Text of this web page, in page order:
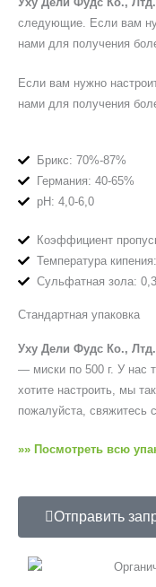
следующие. Если вам
нами для получения
Если вам нужно
нами для получения
Брикс: 70%-87%
Германия: 40-65%
рН: 4,0-6,0
Коэффициент
Температура
Сульфатная зола:
Стандартная упаковка
Уху Дели Фудс Ко., Лтд.
— миски по 500 г. У нас
хотите настроить, мы
пожалуйста, свяжитесь
»» Посмотреть всю
Отправить